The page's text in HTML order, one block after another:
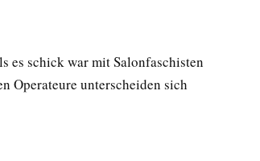
es schick war mit Salonfaschisten
Operateure unterscheiden sich